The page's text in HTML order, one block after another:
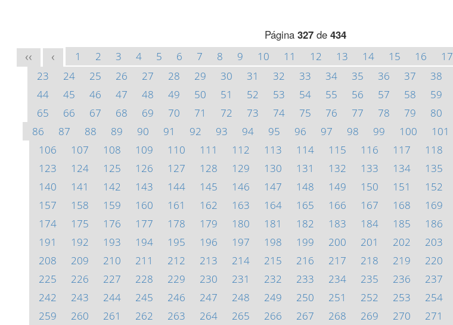
Página 327de 434
<< < 1 2 3 4 5 6 7 8 9 10 11 12 13 14 15 16 17
23
24 25 26 27 28 29 30 31 32 33 34 35 36 37 38
44
45 46 47 48 49 50 51 52 53 54 55 56 57 58 59
65
66 67 68 69 70 71 72 73 74 75 76 77 78 79 80
86
87 88 89 90 91 92 93 94 95 96 97 98 99 100 101
106
107 108 109 110 111 112 113 114 115 116 117 118
123
124 125 126 127 128 129 130 131 132 133 134 135
140
141 142 143 144 145 146 147 148 149 150 151 152
157
158 159 160 161 162 163 164 165 166 167 168 169
174
175 176 177 178 179 180 181 182 183 184 185 186
191
192 193 194 195 196 197 198 199 200 201 202 203
208
209 210 211 212 213 214 215 216 217 218 219 220
225
226 227 228 229 230 231 232 233 234 235 236 237
242
243 244 245 246 247 248 249 250 251 252 253 254
259
260 261 262 263 264 265 266 267 268 269 270 271